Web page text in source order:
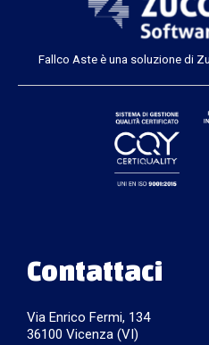
Fallco Aste è una soluzione di
Contattaci
Via Enrico Fermi, 134
36100 Vicenza (VI)